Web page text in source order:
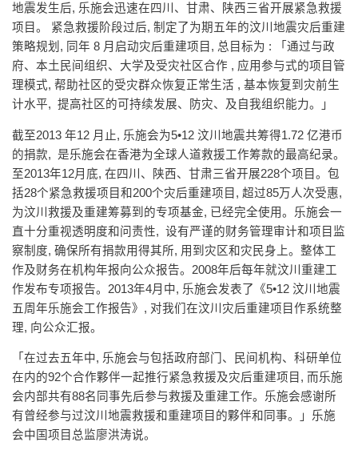
地震发生后, 乐施会迅速在四川、甘肃、陕西三省开展紧急救援
项目。 紧急救援阶段过后, 制定了为期五年的汶川地震灾后重建
策略规划, 同年 8 月启动灾后重建项目, 总目标为 : 「通过与政
府、本土民间组织、大学及受灾社区合作 , 应用参与式的项目管
理模式, 帮助社区的受灾群众恢复正常生活 , 基本恢复到灾前生
计水平, 提高社区的可持续发展、防灾、及自我组织能力。」
截至2013 年12 月止, 乐施会为5•12 汶川地震共筹得1.72 亿港币
的捐款, 是乐施会在香港为全球人道救援工作筹款的最高纪录。
至2013年12月底, 在四川、陕西、甘肃三省开展228个项目。包
括28个紧急救援项目和200个灾后重建项目, 超过85万人次受惠,
为汶川救援及重建筹募到的专项基金, 已经完全使用。乐施会一
直十分重视透明度和问责性, 设有严谨的财务管理审计和项目监
察制度, 确保所有捐款用得其所, 用到灾区和灾民身上。整体工
作及财务在机构年报向公众报告。2008年后每年就汶川重建工
作发布专项报告。2013年4月中, 乐施会发表了《5•12 汶川地震
五周年乐施会工作报告》, 对我们在汶川灾后重建项目作系统整
理, 向公众汇报。
「在过去五年中, 乐施会与包括政府部门、民间机构、科研单位
在内的92个合作夥伴一起推行紧急救援及灾后重建项目, 而乐施
会内部共有88名同事先后参与救援及重建工作。乐施会感谢所
有曾经参与过汶川地震救援和重建项目的夥伴和同事。」乐施
会中国项目总监廖洪涛说。